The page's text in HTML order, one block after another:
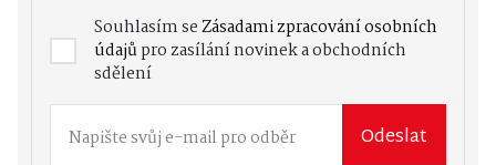
Souhlasím seZásadami zpracování osobních
údajůpro zasílání novinek a obchodních
sdělení
Odeslat